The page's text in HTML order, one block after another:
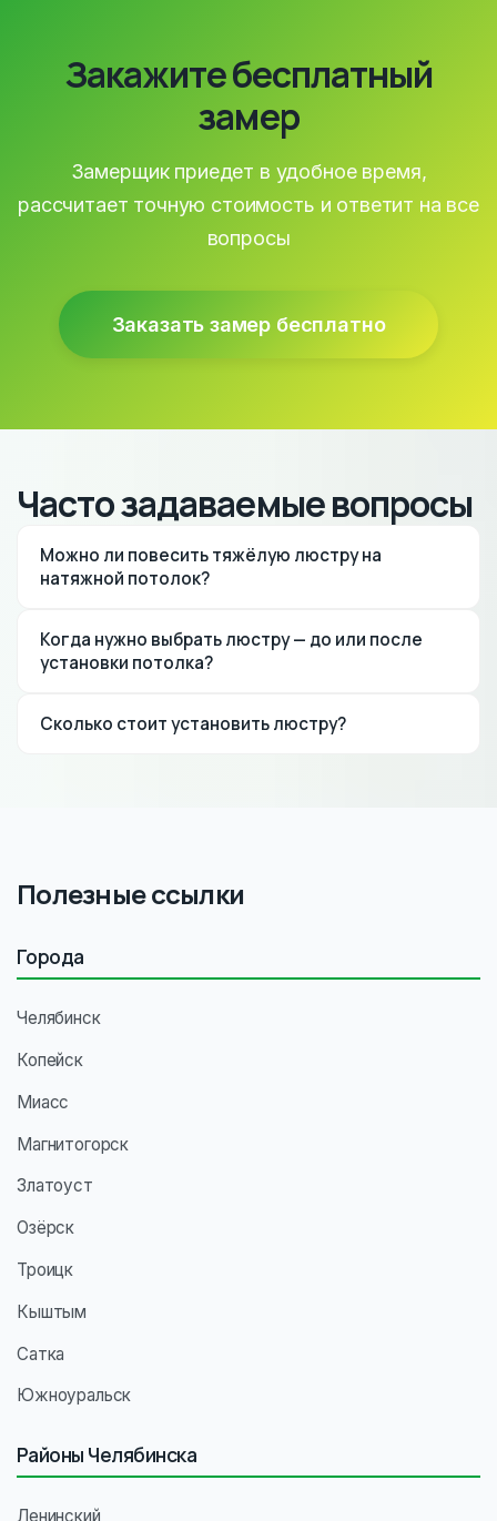
Закажите бесплатный
замер
Замерщик приедет в удобное время,
рассчитает точную стоимость и ответит на все
вопросы
Заказать замер бесплатно
Часто задаваемые вопросы
Можно ли повесить тяжёлую люстру на
натяжной потолок?
Используем специальные закладные, которые
крепятся к бетонному потолку до монтажа
Когда нужно выбрать люстру — до или после
установки потолка?
нужную закладную. Но можно и после —
Сколько стоит установить люстру?
Полезные ссылки
Города
Челябинск
Копейск
Миасс
Магнитогорск
Златоуст
Озёрск
Троицк
Кыштым
Сатка
Южноуральск
Районы Челябинска
Ленинский